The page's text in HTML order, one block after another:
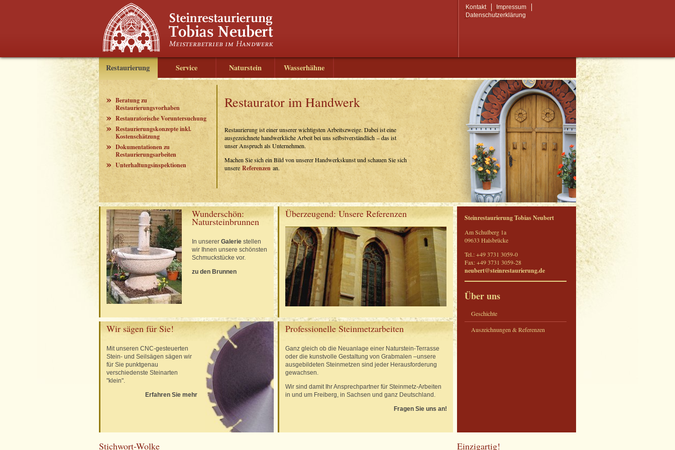
Kontakt
Impressum
Datenschutzerklärung
Restaurierung Service Naturstein Wasserhähne
Beratung zu
Restaurierungsvorhaben
Restauratorische Voruntersuchung
Restaurierungskonzepte inkl.
Kostenschätzung
Dokumentationen zu
Restaurierungsarbeiten
Unterhaltungsinspektionen
Restaurator im Handwerk
Restaurierung ist einer unserer wichtigsten Arbeitszweige. Dabei ist eine
ausgezeichnete handwerkliche Arbeit bei uns selbstverständlich – das ist
unser Anspruch als Unternehmen.
Machen Sie sich ein Bild von unserer Handwerkskunst und schauen Sie sich
unsere Referenzen an.
Wunderschön:
Natursteinbrunnen
In unserer Galerie stellen
wir Ihnen unsere schönsten
Schmuckstücke vor.
zu den Brunnen
Überzeugend: Unsere Referenzen
Wir sägen für Sie!
Mit unseren CNC-gesteuerten
Stein- und Seilsägen sägen wir
für Sie punktgenau
verschiedenste Steinarten
"klein".
Erfahren Sie mehr
Professionelle Steinmetzarbeiten
Ganz gleich ob die Neuanlage einer Naturstein-Terrasse
oder die kunstvolle Gestaltung von Grabmalen –unsere
ausgebildeten Steinmetzen sind jeder Herausforderung
gewachsen.
Wir sind damit Ihr Ansprechpartner für Steinmetz-Arbeiten
in und um Freiberg, in Sachsen und ganz Deutschland.
Fragen Sie uns an!
Steinrestaurierung Tobias Neubert
Am Schulberg 1a
09633 Halsbrücke
Tel.: +49 3731 3059-0
Fax: +49 3731 3059-28
neubert@steinrestaurierung.de
Über uns
Geschichte
Auszeichnungen & Referenzen
Stichwort-Wolke Einzigartig!